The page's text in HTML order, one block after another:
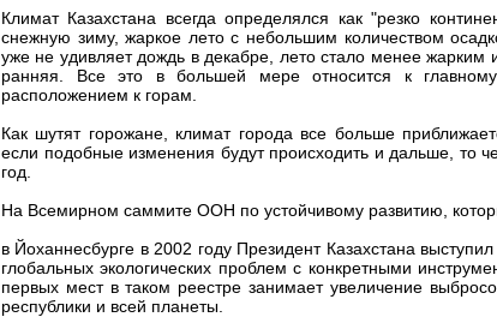
Климат Казахстана всегда определялся как "резко
снежную зиму, жаркое лето с небольшим количеством
уже не удивляет дождь в декабре, лето стало менее
ранняя. Все это в большей мере относится к
расположением к горам.
Как шутят горожане, климат города все больше
если подобные изменения будут происходить и дальше, то
год.
На Всемирном саммите ООН по устойчивому развитию,
в Йоханнесбурге в 2002 году Президент Казахстана
глобальных экологических проблем с конкретными
первых мест в таком реестре занимает увеличение
республики и всей планеты.